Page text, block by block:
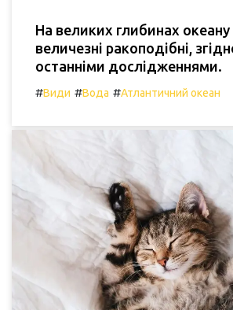
На великих глибинах
величезні ракоподібні,
останніми дослідженнями.
#Види #Вода #Атлантичний океан